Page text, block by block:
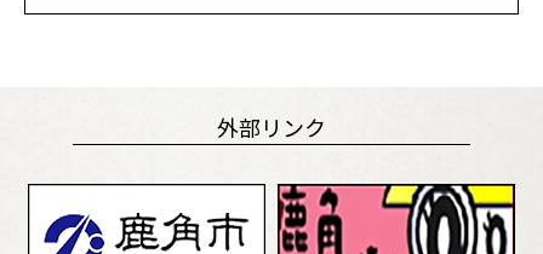
外部リンク